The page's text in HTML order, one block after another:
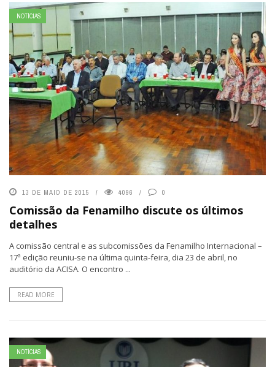
NOTÍCIAS
13 DE MAIO DE 2015 4096 0
Comissão da Fenamilho discute os últimos
detalhes
A comissão central e as subcomissões da Fenamilho Internacional –
17ª edição reuniu-se na última quinta-feira, dia 23 de abril, no
auditório da ACISA. O encontro ...
READ MORE
NOTÍCIAS